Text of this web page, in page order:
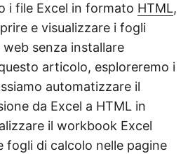
i file Excel in formato HTML,
e visualizzare i fogli
senza installare
articolo, esploreremo i
automatizzare il
da Excel a HTML in
il workbook Excel
fogli di calcolo nelle pagine